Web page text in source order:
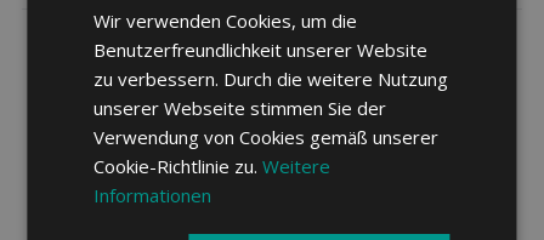
Kuren
Badekuren:
CHF 70.- pro Tag, max. 21
Tage pro Jahr
Erholungskuren:
Wir verwenden Cookies, um die
Benutzerfreundlichkeit unserer Website
zu verbessern. Durch die weitere Nutzung
unserer Webseite stimmen Sie der
Verwendung von Cookies gemäß unserer
Cookie-Richtlinie zu.Weitere
Informationen